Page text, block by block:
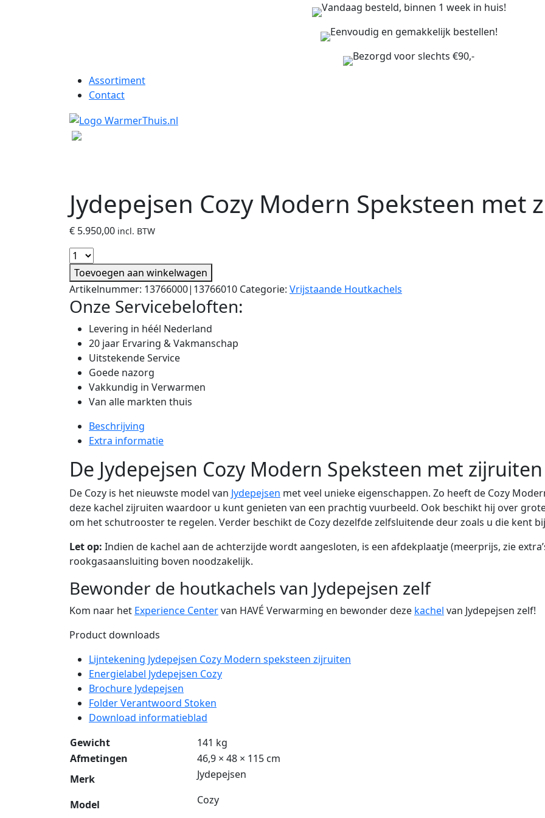
Vandaag besteld, binnen 1 week in huis!
Eenvoudig en gemakkelijk bestellen!
Bezorgd voor slechts €90,-
Assortiment
Contact
Jydepejsen Cozy Modern Speksteen met
€ 5.950,00 incl. BTW
Toevoegen aan winkelwagen
Artikelnummer: 13766000|13766010 Categorie: Vrijstaande Houtkachels
Onze Servicebeloften:
Levering in héél Nederland
20 jaar Ervaring & Vakmanschap
Uitstekende Service
Goede nazorg
Vakkundig in Verwarmen
Van alle markten thuis
Beschrijving
Extra informatie
De Jydepejsen Cozy Modern Speksteen met zijruiten
De Cozy is het nieuwste model van Jydepejsen met veel unieke eigenschappen. Zo heeft de Cozy
deze kachel zijruiten waardoor u kunt genieten van een prachtig vuurbeeld. Ook beschikt hij over
om het schutrooster te regelen. Verder beschikt de Cozy dezelfde zelfsluitende deur zoals u die kent
Let op: Indien de kachel aan de achterzijde wordt aangesloten, is een afdekplaatje (meerprijs, zie
rookgasaansluiting boven noodzakelijk.
Bewonder de houtkachels van Jydepejsen zelf
Kom naar het Experience Centervan HAVÉ Verwarming en bewonder deze kachel van Jydepejsen zelf!
Product downloads
Lijntekening Jydepejsen Cozy Modern speksteen zijruiten
Energielabel Jydepejsen Cozy
Brochure Jydepejsen
Folder Verantwoord Stoken
Download informatieblad
Gewicht
141 kg
Afmetingen
46,9 × 48 × 115 cm
Merk
Jydepejsen
Model Cozy